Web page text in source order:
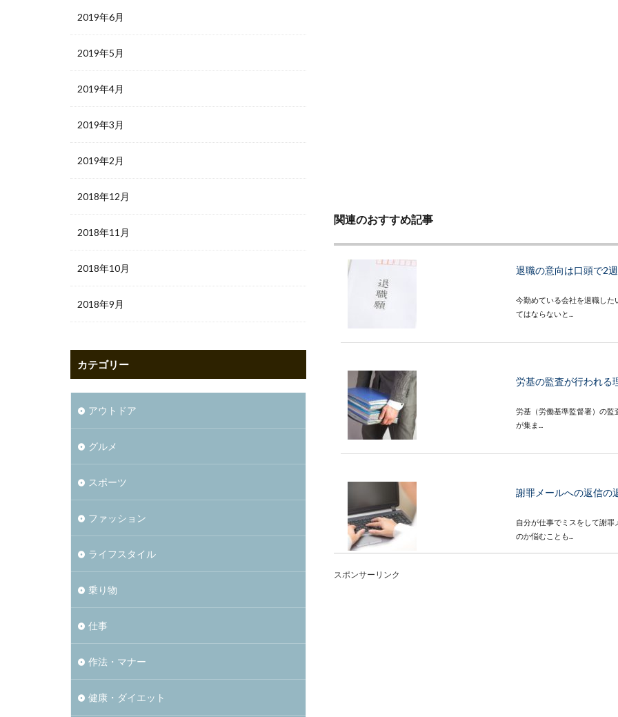
関連のおすすめ記事
退職の意向は口頭で2
今勤めている会社を退職した
てはならないと...
労基の監査が行われる
労基（労働基準監督署）の
が集ま...
謝罪メールへの返信の
自分が仕事でミスをして謝
のか悩むことも...
スポンサーリンク
2019年6月
2019年5月
2019年4月
2019年3月
2019年2月
2018年12月
2018年11月
2018年10月
2018年9月
カテゴリー
アウトドア
グルメ
スポーツ
ファッション
ライフスタイル
乗り物
仕事
作法・マナー
健康・ダイエット